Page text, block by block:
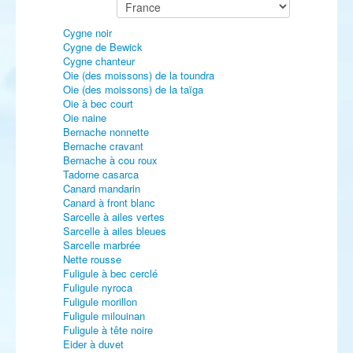
Cygne noir
Cygne de Bewick
Cygne chanteur
Oie (des moissons) de la toundra
Oie (des moissons) de la taïga
Oie à bec court
Oie naine
Bernache nonnette
Bernache cravant
Bernache à cou roux
Tadorne casarca
Canard mandarin
Canard à front blanc
Sarcelle à ailes vertes
Sarcelle à ailes bleues
Sarcelle marbrée
Nette rousse
Fuligule à bec cerclé
Fuligule nyroca
Fuligule morillon
Fuligule milouinan
Fuligule à tête noire
Eider à duvet